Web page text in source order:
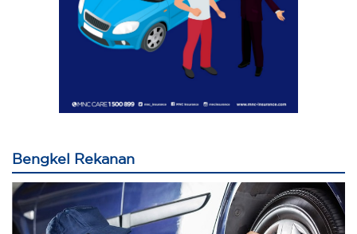
Bengkel Rekanan